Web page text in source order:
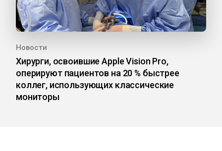
Новости
Хирурги, освоившие Apple Vision Pro,
оперируют пациентов на 20 % быстрее
коллег, использующих классические
мониторы